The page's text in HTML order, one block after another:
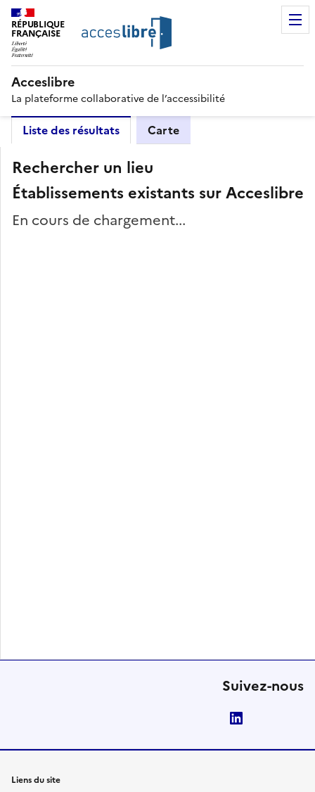
RÉPUBLIQUE
FRANÇAISE
Acceslibre
La plateforme collaborative de l’accessibilité
Liste des résultats Carte
Rechercher un lieu
Établissements existants sur Acceslibre
En cours de chargement...
Suivez-nous
Liens du site